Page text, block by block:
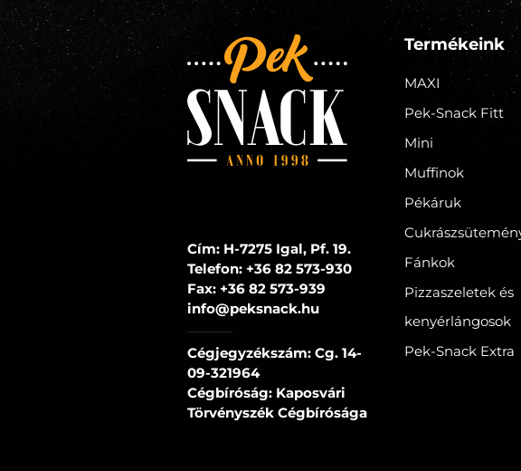
Cím: H-7275 Igal, Pf. 19.
Telefon: +36 82 573-930
Fax: +36 82 573-939
info@peksnack.hu
Cégjegyzékszám: Cg. 14-
09-321964
Cégbíróság: Kaposvári
Törvényszék Cégbírósága
Termékeink
MAXI
Pek-Snack Fitt
Mini
Muffinok
Pékáruk
Fánkok
Pizzaszeletek és
kenyérlángosok
Pek-Snack Extra